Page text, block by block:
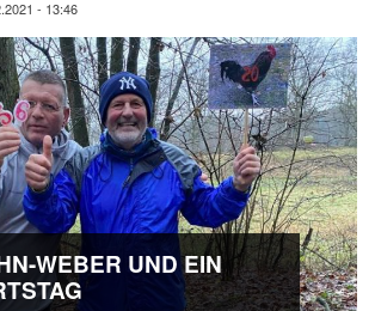
- 13:46
WEBER UND EIN